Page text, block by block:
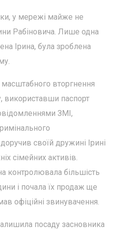
у мережі майже не
Рабіновича. Лише одна
Ірина, була зроблена
вторгнення
використавши паспорт
ЗМІ,
своїй дружині Ірині
сімейних активів.
контролювала більшість
і почала їх продаж ще
офіційні звинувачення.
посаду засновника